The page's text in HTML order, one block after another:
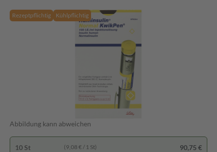
Rezeptpflichtig Kühlpflichtig
Abbildung kann abweichen
10 St (9,08 € / 1 St) 90,75 €